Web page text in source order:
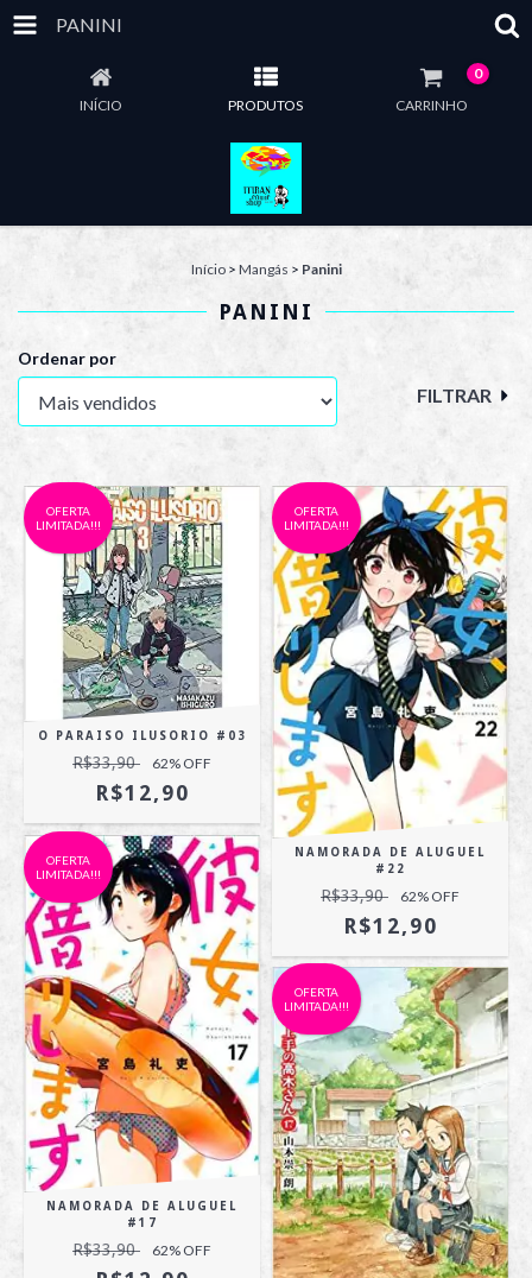
PANINI
INÍCIO PRODUTOS CARRINHO
0
Início > Mangás > Panini
PANINI
Ordenar por
FILTRAR
OFERTA
LIMITADA!!!
O PARAISO ILUSORIO #03
R$33,90 62% OFF
R$12,90
OFERTA
LIMITADA!!!
NAMORADA DE ALUGUEL
#22
R$33,90 62% OFF
R$12,90
OFERTA
LIMITADA!!!
NAMORADA DE ALUGUEL
#17
R$33,90 62% OFF
OFERTA
LIMITADA!!!